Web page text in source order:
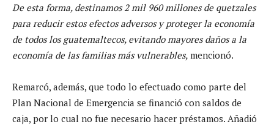
De esta forma, destinamos 2 mil 960 millones de quetzales
para reducir estos efectos adversos y proteger la economía
de todos los guatemaltecos, evitando mayores daños a la
economía de las familias más vulnerables, mencionó.
Remarcó, además, que todo lo efectuado como parte del
Plan Nacional de Emergencia se financió con saldos de
caja, por lo cual no fue necesario hacer préstamos. Añadió